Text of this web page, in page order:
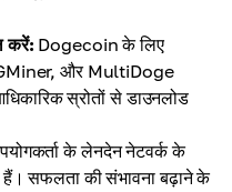
करें: Dogecoin के लिए
और MultiDoge
स्रोतों से डाउनलोड
के लेनदेन नेटवर्क के
सफलता की संभावना बढ़ाने के